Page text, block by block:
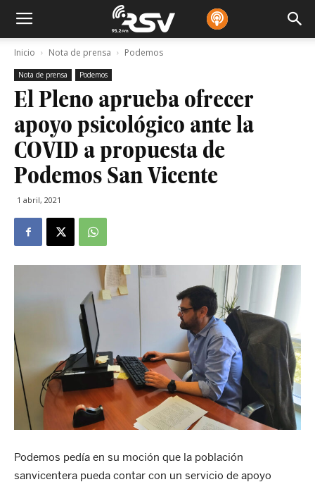
Inicio Nota de prensa Podemos
Nota de prensa Podemos
El Pleno aprueba ofrecer
apoyo psicológico ante la
COVID a propuesta de
Podemos San Vicente
1 abril, 2021
Podemos pedía en su moción que la población
sanvicentera pueda contar con un servicio de apoyo